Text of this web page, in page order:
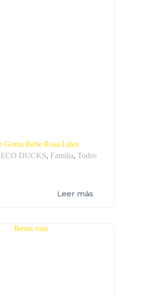
Goma Bebe Rosa Látex
ECO DUCKS, Familia,Todos
Leer más